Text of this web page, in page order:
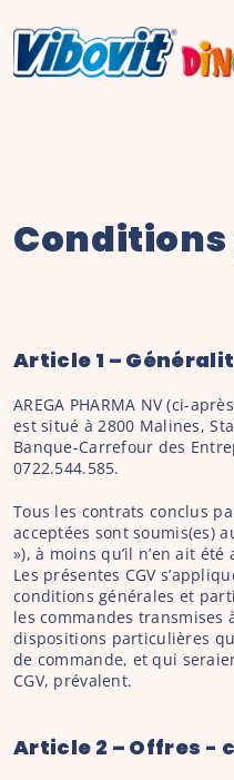
Article 1 –
AREGA PHARMA NV (ci-
est situé à 2800 Malines,
Banque-Carrefour des
0722.544.585.
Tous les contrats conclus
acceptées sont soumis(es)
»), à moins qu’il n’en ait
Les présentes CGV
conditions générales et
les commandes transmises
dispositions particulières
de commande, et qui
CGV, prévalent.
Article 2 – Offres -